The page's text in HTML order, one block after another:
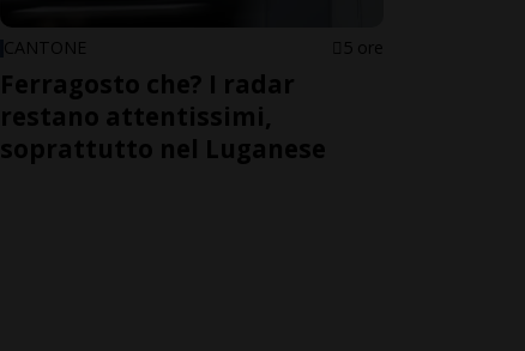
CANTONE 5 ore
Ferragosto che? I radar
restano attentissimi,
soprattutto nel Luganese